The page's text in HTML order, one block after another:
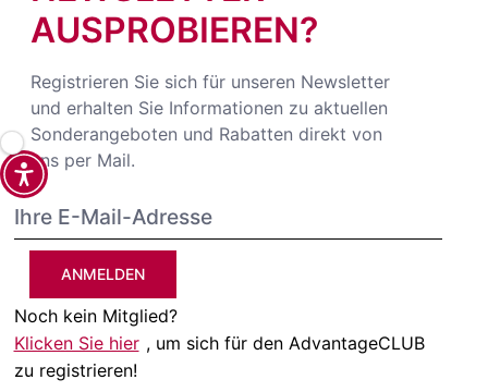
AUSPROBIEREN?
Registrieren Sie sich für unseren Newsletter
und erhalten Sie Informationen zu aktuellen
Sonderangeboten und Rabatten direkt von
uns per Mail.
ANMELDEN
Noch kein Mitglied?
Klicken Sie hier , um sich für den AdvantageCLUB
zu registrieren!